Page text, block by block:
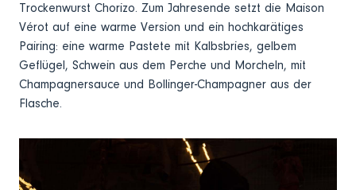
Trockenwurst Chorizo. Zum Jahresende setzt die Maison
Vérot auf eine warme Version und ein hochkarätiges
Pairing: eine warme Pastete mit Kalbsbries, gelbem
Geflügel, Schwein aus dem Perche und Morcheln, mit
Champagnersauce und Bollinger-Champagner aus der
Flasche.